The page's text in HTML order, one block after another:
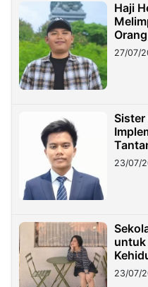
Haji
27/07/
Sister
23/07/
untuk
23/07/